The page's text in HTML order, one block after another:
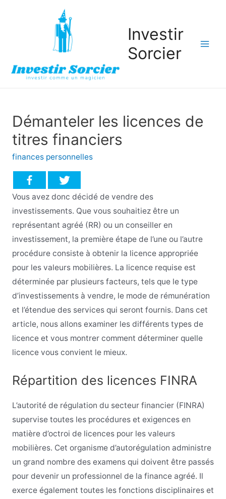
Investir
Sorcier
Démanteler les licences de
titres financiers
finances personnelles
Vous avez donc décidé de vendre des
investissements. Que vous souhaitiez être un
représentant agréé (RR) ou un conseiller en
investissement, la première étape de l’une ou l’autre
procédure consiste à obtenir la licence appropriée
pour les valeurs mobilières. La licence requise est
déterminée par plusieurs facteurs, tels que le type
d’investissements à vendre, le mode de rémunération
et l’étendue des services qui seront fournis. Dans cet
article, nous allons examiner les différents types de
licence et vous montrer comment déterminer quelle
licence vous convient le mieux.
Répartition des licences FINRA
L’autorité de régulation du secteur financier (FINRA)
supervise toutes les procédures et exigences en
matière d’octroi de licences pour les valeurs
mobilières. Cet organisme d’autorégulation administre
un grand nombre des examens qui doivent être passés
pour devenir un professionnel de la finance agréé. Il
exerce également toutes les fonctions disciplinaires et